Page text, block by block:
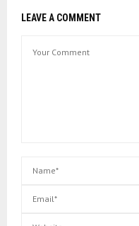
LEAVE A COMMENT